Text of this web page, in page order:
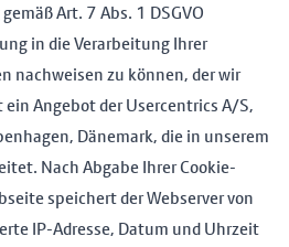
Art. 7 Abs. 1 DSGVO
in die Verarbeitung Ihrer
nachweisen zu können, der wir
Angebot der Usercentrics A/S,
Dänemark, die in unserem
Nach Abgabe Ihrer Cookie-
speichert der Webserver von
IP-Adresse, Datum und Uhrzeit